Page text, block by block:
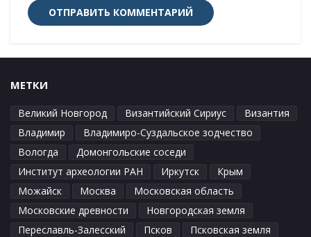
МЕТКИ
Великий Новгород Византийский Сириус
Византия
Владимир
Владимиро-Суздальское зодчество
Вологда
Домонгольские соседи
Институт археологии РАН
Иркутск
Крым
Можайск
Москва
Московская область
Московские древности
Новгородская земля
Переславль-Залесский
Псков
Псковская земля